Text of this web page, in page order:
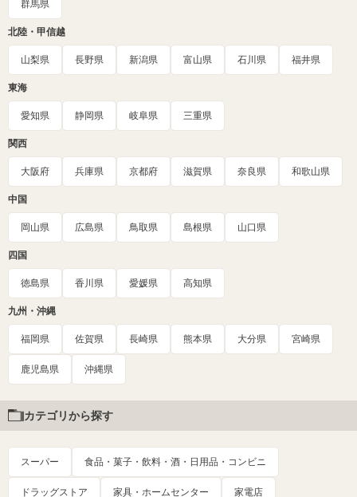
群馬県
北陸・甲信越
山梨県 長野県 新潟県 富山県 石川県 福井県
東海
愛知県 静岡県 岐阜県 三重県
関西
大阪府 兵庫県 京都府 滋賀県 奈良県 和歌山県
中国
岡山県 広島県 鳥取県 島根県 山口県
四国
徳島県 香川県 愛媛県 高知県
九州・沖縄
福岡県 佐賀県 長崎県 熊本県 大分県 宮崎県
鹿児島県 沖縄県
カテゴリから探す
スーパー 食品・菓子・飲料・酒・日用品・コンビニ
ドラッグストア 家具・ホームセンター 家電店